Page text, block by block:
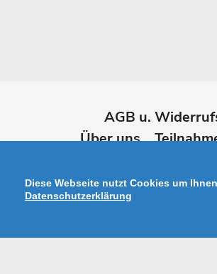
AGB u.
Über uns
Diese Webseite nutzt Cookies um
Datenschutzerklärung